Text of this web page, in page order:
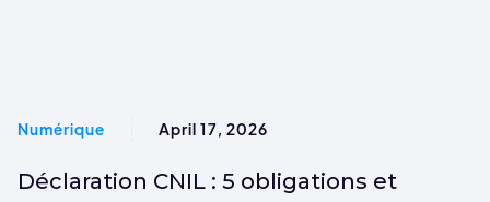
Numérique April 17, 2026
Déclaration CNIL : 5 obligations et